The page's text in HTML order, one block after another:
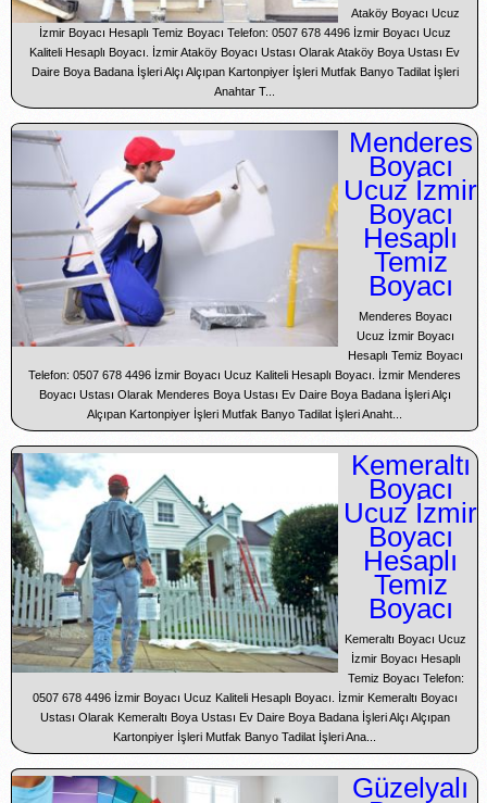
Ataköy Boyacı Ucuz
İzmir Boyacı Hesaplı Temiz Boyacı Telefon: 0507 678 4496 İzmir Boyacı Ucuz
Kaliteli Hesaplı Boyacı. İzmir Ataköy Boyacı Ustası Olarak Ataköy Boya Ustası Ev
Daire Boya Badana İşleri Alçı Alçıpan Kartonpiyer İşleri Mutfak Banyo Tadilat İşleri
Anahtar T...
Menderes
Boyacı
Ucuz İzmir
Boyacı
Hesaplı
Temiz
Boyacı
Menderes Boyacı
Ucuz İzmir Boyacı
Hesaplı Temiz Boyacı
Telefon: 0507 678 4496 İzmir Boyacı Ucuz Kaliteli Hesaplı Boyacı. İzmir Menderes
Boyacı Ustası Olarak Menderes Boya Ustası Ev Daire Boya Badana İşleri Alçı
Alçıpan Kartonpiyer İşleri Mutfak Banyo Tadilat İşleri Anaht...
Kemeraltı
Boyacı
Ucuz İzmir
Boyacı
Hesaplı
Temiz
Boyacı
Kemeraltı Boyacı Ucuz
İzmir Boyacı Hesaplı
Temiz Boyacı Telefon:
0507 678 4496 İzmir Boyacı Ucuz Kaliteli Hesaplı Boyacı. İzmir Kemeraltı Boyacı
Ustası Olarak Kemeraltı Boya Ustası Ev Daire Boya Badana İşleri Alçı Alçıpan
Kartonpiyer İşleri Mutfak Banyo Tadilat İşleri Ana...
Güzelyalı